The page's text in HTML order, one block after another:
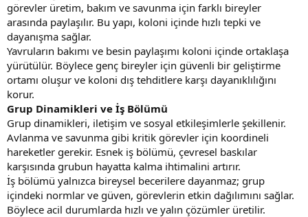
görevler üretim, bakım ve savunma için farklı bireyler
arasında paylaşılır. Bu yapı, koloni içinde hızlı tepki ve
dayanışma sağlar.
Yavruların bakımı ve besin paylaşımı koloni içinde ortaklaşa
yürütülür. Böylece genç bireyler için güvenli bir geliştirme
ortamı oluşur ve koloni dış tehditlere karşı dayanıklılığını
korur.
Grup Dinamikleri ve İş Bölümü
Grup dinamikleri, iletişim ve sosyal etkileşimlerle şekillenir.
Avlanma ve savunma gibi kritik görevler için koordineli
hareketler gerekir. Esnek iş bölümü, çevresel baskılar
karşısında grubun hayatta kalma ihtimalini artırır.
İş bölümü yalnızca bireysel becerilere dayanmaz; grup
içindeki normlar ve güven, görevlerin etkin dağılımını sağlar.
Böylece acil durumlarda hızlı ve yalın çözümler üretilir.